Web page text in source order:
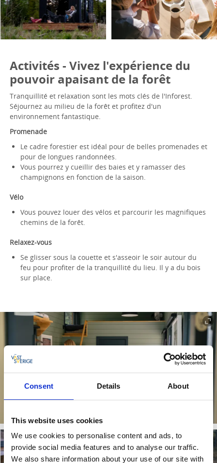
Consent Details About
This website uses cookies
We use cookies to personalise content and ads, to
provide social media features and to analyse our traffic.
We also share information about your use of our site with
Activités - Vivez l'expérience du
pouvoir apaisant de la forêt
Tranquillité et relaxation sont les mots clés de l'Inforest.
Séjournez au milieu de la forêt et profitez d'un
environnement fantastique.
Promenade
Le cadre forestier est idéal pour de belles promenades et
pour de longues randonnées.
Vous pourrez y cueillir des baies et y ramasser des
champignons en fonction de la saison.
Vélo
Vous pouvez louer des vélos et parcourir les magnifiques
chemins de la forêt.
Relaxez-vous
Se glisser sous la couette et s'asseoir le soir autour du
feu pour profiter de la tranquillité du lieu. Il y a du bois
sur place.